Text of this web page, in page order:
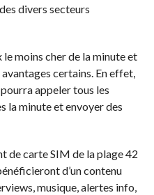
divers secteurs
le moins cher de la minute et
certains. En effet,
appeler tous les
la minute et envoyer des
de carte SIM de la plage 42
d’un contenu
musique, alertes info,